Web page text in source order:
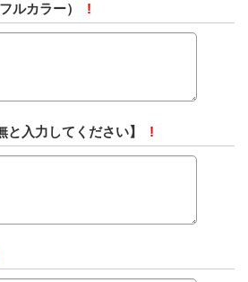
ルカラー） !
入力してください】 !